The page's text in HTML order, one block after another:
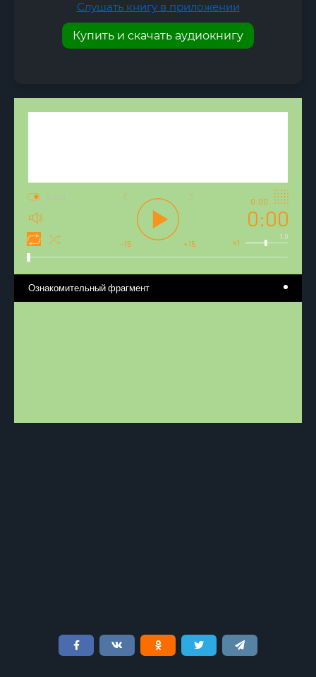
Слушать книгу в приложении
Купить и скачать аудиокнигу
0:00
0:00
1.0
x1
-15 +15
AUTO
Ознакомительный фрагмент